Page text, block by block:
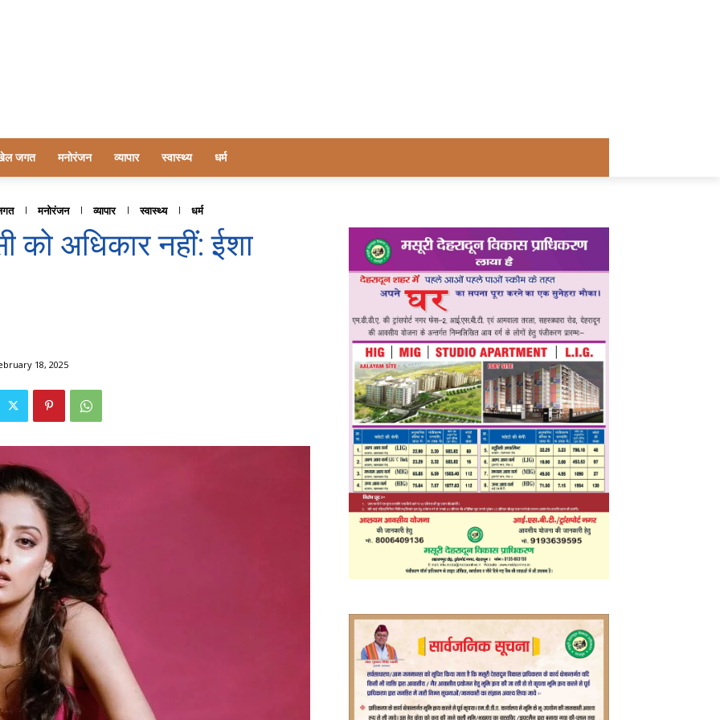
जगत मनोरंजन व्यापार स्वास्थ्य धर्म
मनोरंजन व्यापार स्वास्थ्य धर्म
को अधिकार नहीं: ईशा
18, 2025